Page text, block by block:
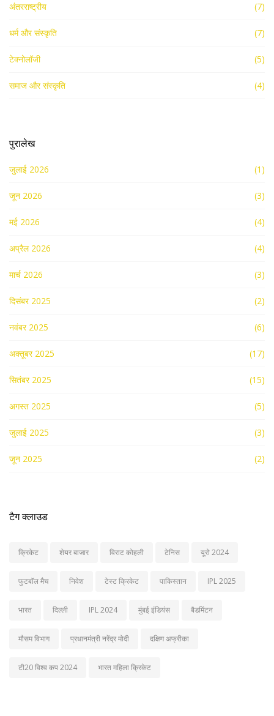
अंतरराष्ट्रीय (7)
धर्म और संस्कृति (7)
टेक्नोलॉजी (5)
समाज और संस्कृति (4)
पुरालेख
जुलाई 2026 (1)
जून 2026 (3)
मई 2026 (4)
अप्रैल 2026 (4)
मार्च 2026 (3)
दिसंबर 2025 (2)
नवंबर 2025 (6)
अक्तूबर 2025 (17)
सितंबर 2025 (15)
अगस्त 2025 (5)
जुलाई 2025 (3)
जून 2025 (2)
टैग क्लाउड
क्रिकेट शेयर बाजार विराट कोहली टेनिस यूरो 2024
फुटबॉल मैच निवेश टेस्ट क्रिकेट पाकिस्तान IPL 2025
भारत दिल्ली IPL 2024 मुंबई इंडियंस बैडमिंटन
मौसम विभाग प्रधानमंत्री नरेंद्र मोदी दक्षिण अफ्रीका
टी20 विश्व कप 2024 भारत महिला क्रिकेट